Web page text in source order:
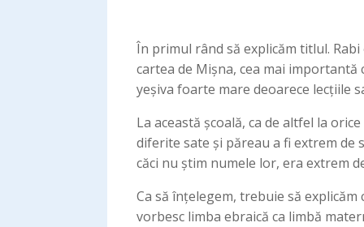
În primul rând să explicăm titlul.
cartea de Mișna, cea mai
yeșiva foarte mare deoarece lecțiile
La această școală, ca de altfel la
diferite sate și păreau a fi extrem de
căci nu știm numele lor, era extrem
Ca să înțelegem, trebuie să
vorbesc limba ebraică ca limbă